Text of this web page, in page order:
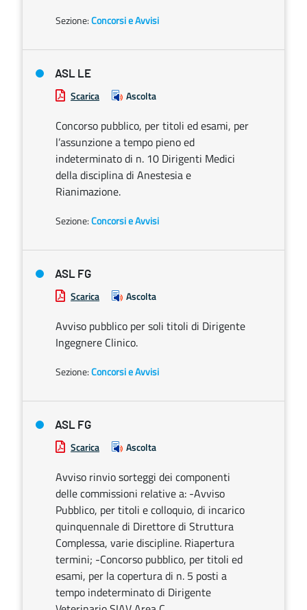
Sezione:Concorsi e Avvisi
ASL LE
Scarica Ascolta
Concorso pubblico, per titoli ed esami, per
l’assunzione a tempo pieno ed
indeterminato di n. 10 Dirigenti Medici
della disciplina di Anestesia e
Rianimazione.
Sezione:Concorsi e Avvisi
ASL FG
Scarica Ascolta
Avviso pubblico per soli titoli di Dirigente
Ingegnere Clinico.
Sezione:Concorsi e Avvisi
ASL FG
Scarica Ascolta
Avviso rinvio sorteggi dei componenti
delle commissioni relative a: -Avviso
Pubblico, per titoli e colloquio, di incarico
quinquennale di Direttore di Struttura
Complessa, varie discipline. Riapertura
termini; -Concorso pubblico, per titoli ed
esami, per la copertura di n. 5 posti a
tempo indeterminato di Dirigente